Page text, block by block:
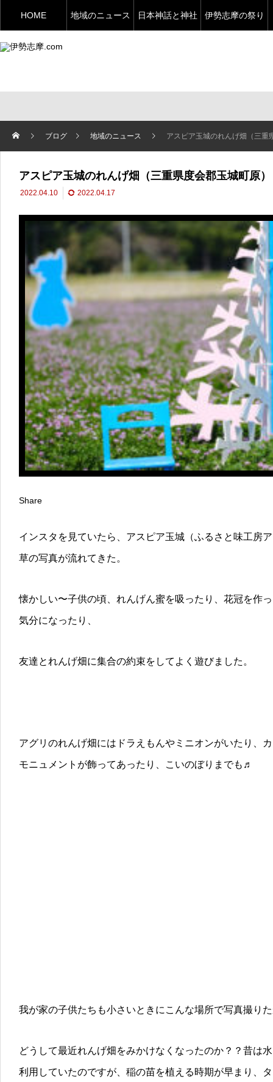
HOME 地域のニュース 日本神話と神社 伊勢志摩の祭り
ブログ 地域のニュース アスピア玉城のれんげ畑（三重
アスピア玉城のれんげ畑（三重県度会郡玉城町原）
2022.04.10 2022.04.17
Share
インスタを見ていたら、アスピア玉城（ふるさと味工房
草の写真が流れてきた。
懐かしい〜子供の頃、れんげん蜜を吸ったり、花冠を作
気分になったり、
友達とれんげ畑に集合の約束をしてよく遊びました。
アグリのれんげ畑にはドラえもんやミニオンがいたり、
モニュメントが飾ってあったり、こいのぼりまでも♬
我が家の子供たちも小さいときにこんな場所で写真撮り
どうして最近れんげ畑をみかけなくなったのか？？昔は
利用していたのですが、稲の苗を植える時期が早まり、